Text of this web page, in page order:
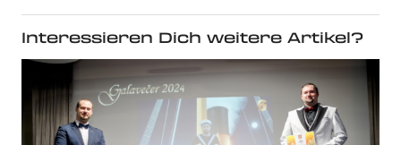
Interessieren Dich weitere Artikel?